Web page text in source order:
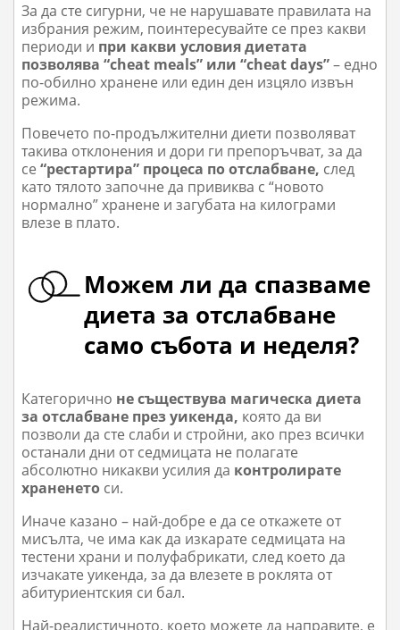
За да сте сигурни, че не нарушавате правилата на
избрания режим, поинтересувайте се през какви
периоди и при какви условия диетата
позволява “cheat meals” или “cheat days”– едно
по-обилно хранене или един ден изцяло извън
режима.
Повечето по-продължителни диети позволяват
такива отклонения и дори ги препоръчват, за да
се“рестартира” процеса по отслабване, след
като тялото започне да привиква с “новото
нормално” хранене и загубата на килограми
влезе в плато.
Можем ли да спазваме
диета за отслабване
само събота и неделя?
Категорично не съществува магическа диета
заотслабване през уикенда, която да ви
позволи да сте слаби и стройни, ако през всички
останали дни от седмицата не полагате
абсолютно никакви усилия да контролирате
храненето си.
Иначе казано – най-добре е да се откажете от
мисълта, че има как да изкарате седмицата на
тестени храни и полуфабрикати, след което да
изчакате уикенда, за да влезете в роклята от
абитуриентския си бал.
Най-реалистичното, което можете да направите, е